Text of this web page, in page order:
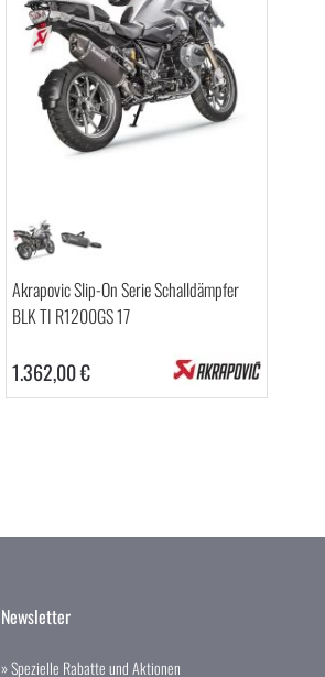
Akrapovic Slip-On Serie Schalldämpfer
BLK TI R1200GS 17
1.362,00 €
Newsletter
» Spezielle Rabatte und Aktionen